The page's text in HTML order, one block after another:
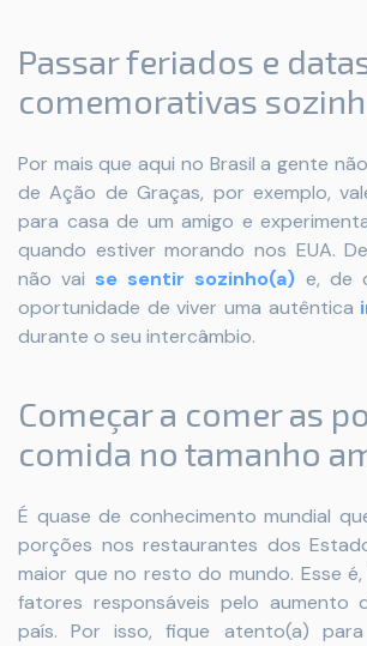
Passar feriados e
comemorativas
Por mais que aqui no Brasil a gente
de Ação de Graças, por exemplo,
para casa de um amigo e
quando estiver morando nos EUA.
não vai se sentir sozinho(a) e, de
oportunidade de viver uma autêntica
durante o seu intercâmbio.
Começar a comer as
comida no tamanho
É quase de conhecimento mundial
porções nos restaurantes dos
maior que no resto do mundo. Esse é,
fatores responsáveis pelo aumento
país. Por isso, fique atento(a)